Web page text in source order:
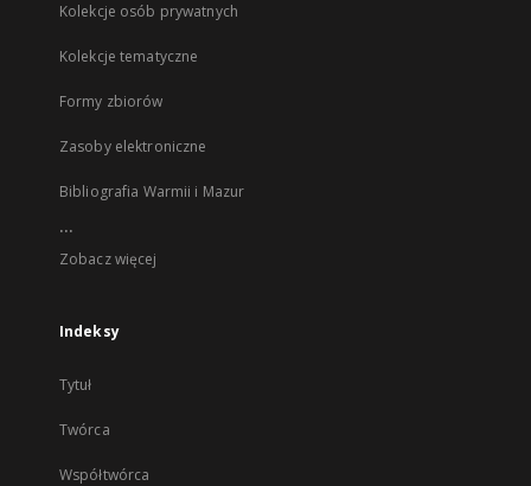
Kolekcje osób prywatnych
Kolekcje tematyczne
Formy zbiorów
Zasoby elektroniczne
Bibliografia Warmii i Mazur
...
Zobacz więcej
Indeksy
Tytuł
Twórca
Współtwórca